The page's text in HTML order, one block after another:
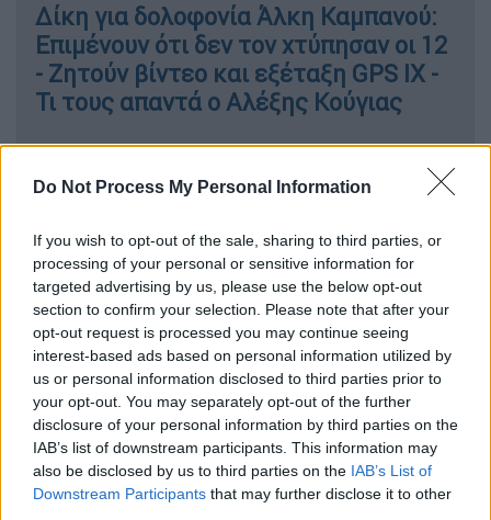
Do Not Process My Personal Information
If you wish to opt-out of the sale, sharing to third parties, or
processing of your personal or sensitive information for
targeted advertising by us, please use the below opt-out
section to confirm your selection. Please note that after your
opt-out request is processed you may continue seeing
interest-based ads based on personal information utilized by
us or personal information disclosed to third parties prior to
your opt-out. You may separately opt-out of the further
disclosure of your personal information by third parties on the
IAB’s list of downstream participants. This information may
also be disclosed by us to third parties on the IAB’s List of
Downstream Participants that may further disclose it to other
Δίκη για δολοφονία Άλκη Καμπανού:
Επιμένουν ότι δεν τον χτύπησαν οι 12
- Ζητούν βίντεο και εξέταξη GPS IX -
Τι τους απαντά ο Αλέξης Κούγιας
Προσχεδιασμένη η επίθεση, έδρασαν
στρατιωτικά»
Nωρίτερα ο πατέρας του Άλκη,
επικαλούμενος τόσο την δικογραφία όσο και
την στρατιωτική του εμπειρία (λόγω
ιδιότητας-είναι στρατιωτικός-)
κατέθεσεότιη επίθεση το μοιραίο βράδυ
ήταν προσχεδιασμένη και η επιχείρηση
παραπέμπει σε εγκληματική οργάνωση.